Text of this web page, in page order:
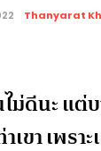
Thanyarat
ม่ดีนะ แต่
เขา เพรา